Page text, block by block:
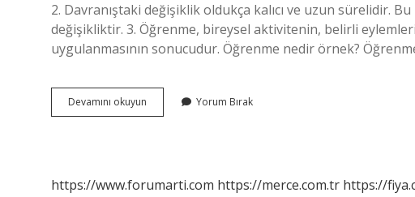
2. Davranıştaki değişiklik oldukça kalıcı ve uzun sürelidir.
değişikliktir. 3. Öğrenme, bireysel aktivitenin, belirli
uygulanmasının sonucudur. Öğrenme nedir örnek?
Devamını okuyun Öğrenme
Nasıl
Yorum Bırak
https://www.forumarti.com https://merce.com.tr https://